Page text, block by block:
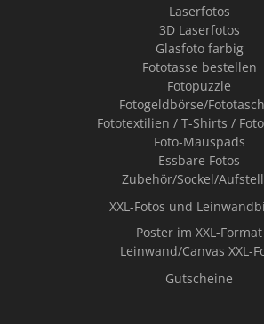
Laserfotos
3D Laserfotos
Glasfoto farbig
Fototasse bestellen
Fotopuzzle
Fotogeldbörse/
Fototextilien / T-Shirts /
Foto-Mauspads
Essbare Fotos
Zubehör/Sockel/
XXL-Fotos und
Poster im XXL-Format
Leinwand/Canvas XXL-
Gutscheine